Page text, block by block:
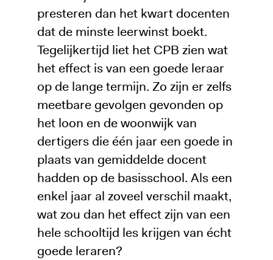
presteren dan het kwart docenten
dat de minste leerwinst boekt.
Tegelijkertijd liet het CPB zien wat
het effect is van een goede leraar
op de lange termijn. Zo zijn er zelfs
meetbare gevolgen gevonden op
het loon en de woonwijk van
dertigers die één jaar een goede in
plaats van gemiddelde docent
hadden op de basisschool. Als een
enkel jaar al zoveel verschil maakt,
wat zou dan het effect zijn van een
hele schooltijd les krijgen van écht
goede leraren?